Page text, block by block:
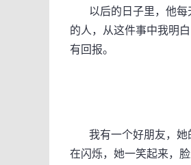
以后的日子里，他每
的人，从这件事中我明
有回报。
我有一个好朋友，她
在闪烁，她一笑起来，